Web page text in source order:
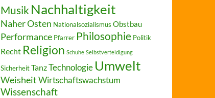
MusikNachhaltigkeit
Naher Osten Nationalsozialismus Obstbau
Performance Pfarrer Philosophie Politik
Recht Religion Schuhe Selbstverteidigung
SicherheitTanzTechnologie Umwelt
WeisheitWirtschaftswachstum
Wissenschaft